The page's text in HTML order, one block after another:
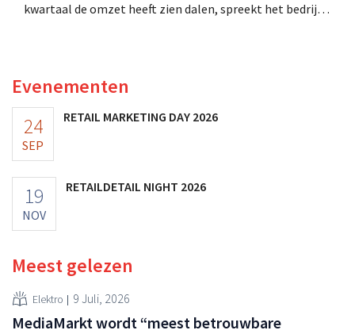
kwartaal de omzet heeft zien dalen, spreekt het bedrijf
Evenementen
24
SEP
RETAIL MARKETING DAY 2026
19
NOV
RETAILDETAIL NIGHT 2026
Meest gelezen
Elektro 9 Juli, 2026
MediaMarkt wordt “meest betrouwbare